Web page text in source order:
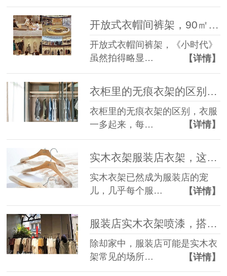
开放式衣帽间裤架，90㎡以下不配有衣帽间？！【华恩衣架】
开放式衣帽间裤架，《小时代》
虽然拍得略显…
【详情】
衣柜里的无痕衣架的区别，区别在哪？【华恩衣架】
衣柜里的无痕衣架的区别，衣服
一多起来，每…
【详情】
实木衣架服装店衣架，这三点你知道吗？【华恩衣架】
实木衣架已然成为服装店的宠
儿，几乎每个服…
【详情】
服装店实木衣架喷漆，搭配工艺一个不能少【华恩衣架】
除却家中，服装店可能是实木衣
架常见的场所…
【详情】